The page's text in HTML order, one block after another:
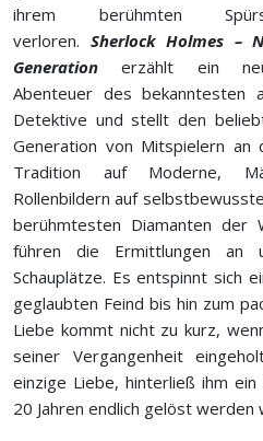
ihrem berühmten
verloren. Sherlock Holmes –
Generation
erzählt ein
Abenteuer des bekanntesten
Detektive und stellt den
Generation von Mitspielern
Tradition auf Moderne,
Rollenbildern auf
berühmtesten Diamanten der
führen die Ermittlungen an
Schauplätze. Es entspinnt sich
geglaubten Feind bis hin zum
Liebe kommt nicht zu kurz,
seiner Vergangenheit
einzige Liebe, hinterließ ihm
20 Jahren endlich gelöst werden